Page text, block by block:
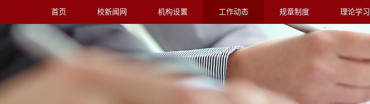
首页 校新闻网 机构设置 工作动态 规章制度 理论学习